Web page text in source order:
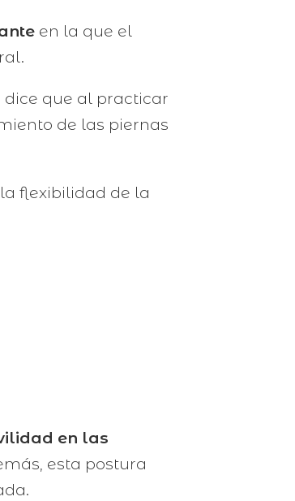
en la que el
que al practicar
de las piernas
flexibilidad de la
en las
esta postura